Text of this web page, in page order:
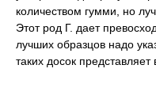
количеством гумми, но
Этот род Г. дает
лучших образцов надо
таких досок